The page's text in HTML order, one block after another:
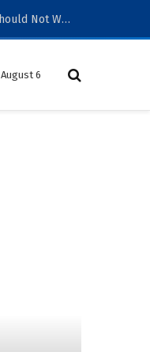
Social Security Claiming Age 70 Wins, But One Group Should Not Wait
6